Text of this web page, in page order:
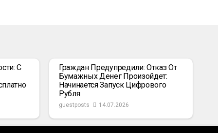
С
Граждан Предупредили: Отказ От
Бумажных Денег Произойдет:
Начинается Запуск Цифрового
Рубля
guestposts 14.07.2026